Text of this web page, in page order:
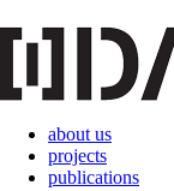
about us
projects
publications